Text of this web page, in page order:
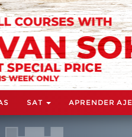
SAT APRENDER